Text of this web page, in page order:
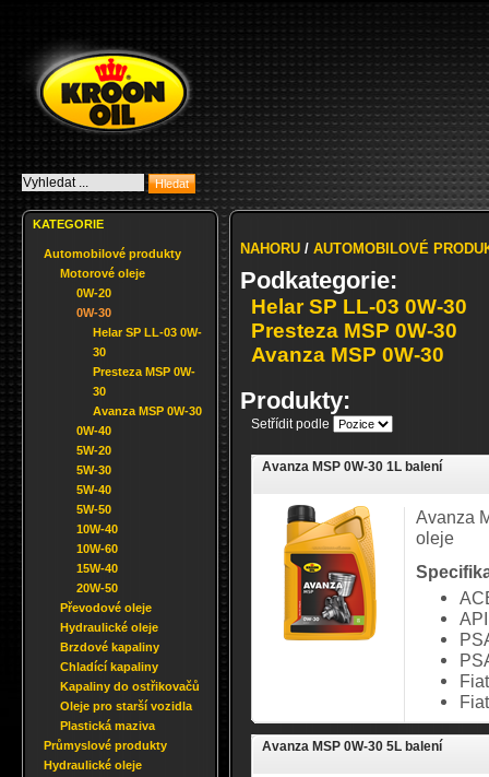
KATEGORIE
Automobilové produkty
Motorové oleje
0W-20
0W-30
Helar SP LL-03 0W-
30
Presteza MSP 0W-
30
Avanza MSP 0W-30
0W-40
5W-20
5W-30
5W-40
5W-50
10W-40
10W-60
15W-40
20W-50
Převodové oleje
Hydraulické oleje
Brzdové kapaliny
Chladící kapaliny
Kapaliny do ostřikovačů
Oleje pro starší vozidla
Plastická maziva
Průmyslové produkty
Hydraulické oleje
NAHORU / AUTOMOBILOVÉ
Podkategorie:
Helar SP LL-03 0W-30
Presteza MSP 0W-30
Avanza MSP 0W-30
Produkty:
Setřídit podle
Avanza MSP 0W-30 1L balení
Avanza
oleje
Avanza MSP 0W-30 5L balení